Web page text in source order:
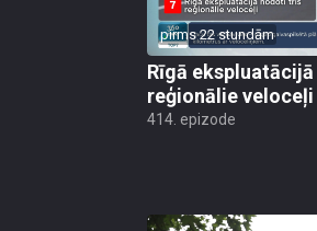
pirms 22 stundām
Rīgā
reģionālie veloceļi
414. epizode